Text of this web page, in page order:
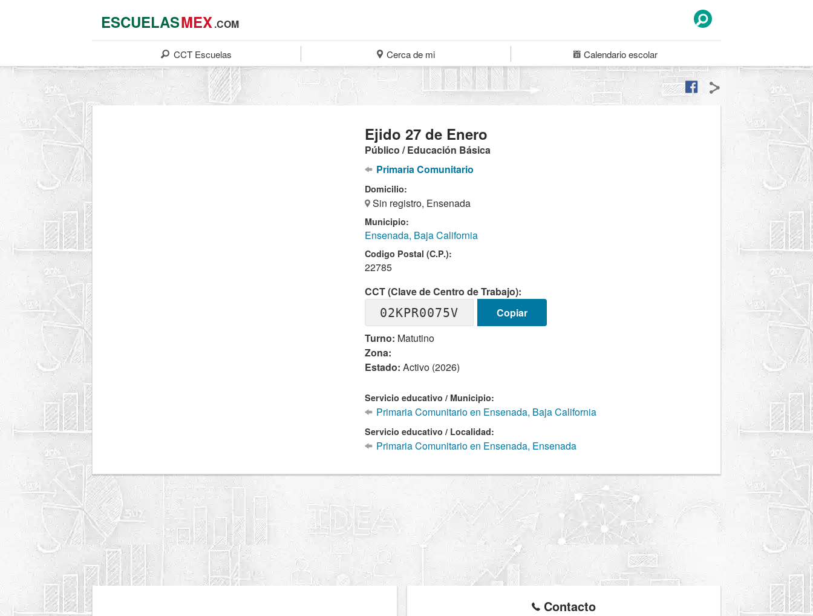
ESCUELASMEX.COM
CCT Escuelas Cerca de mi Calendarioescolar
Ejido 27 de Enero
Público / Educación Básica
Primaria Comunitario
Domicilio:
Sin registro, Ensenada
Municipio:
Ensenada, Baja California
Codigo Postal (C.P.):
22785
CCT (Clave de Centro de Trabajo):
02KPR0075V
Copiar
Turno: Matutino
Zona:
Estado: Activo (2026)
Servicio educativo / Municipio:
Primaria Comunitario en Ensenada, Baja California
Servicio educativo / Localidad:
Primaria Comunitario en Ensenada, Ensenada
Contacto